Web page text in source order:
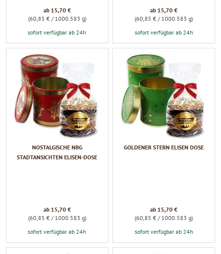
ab 15,70 €
(60,85 € / 1000.583 g)
sofort verfügbar ab 24h
ab 15,70 €
(60,85 € / 1000.583 g)
sofort verfügbar ab 24h
NOSTALGISCHE NBG
STADTANSICHTEN ELISEN-DOSE
ab 15,70 €
(60,85 € / 1000.583 g)
sofort verfügbar ab 24h
GOLDENER STERN ELISEN DOSE
ab 15,70 €
(60,85 € / 1000.583 g)
sofort verfügbar ab 24h